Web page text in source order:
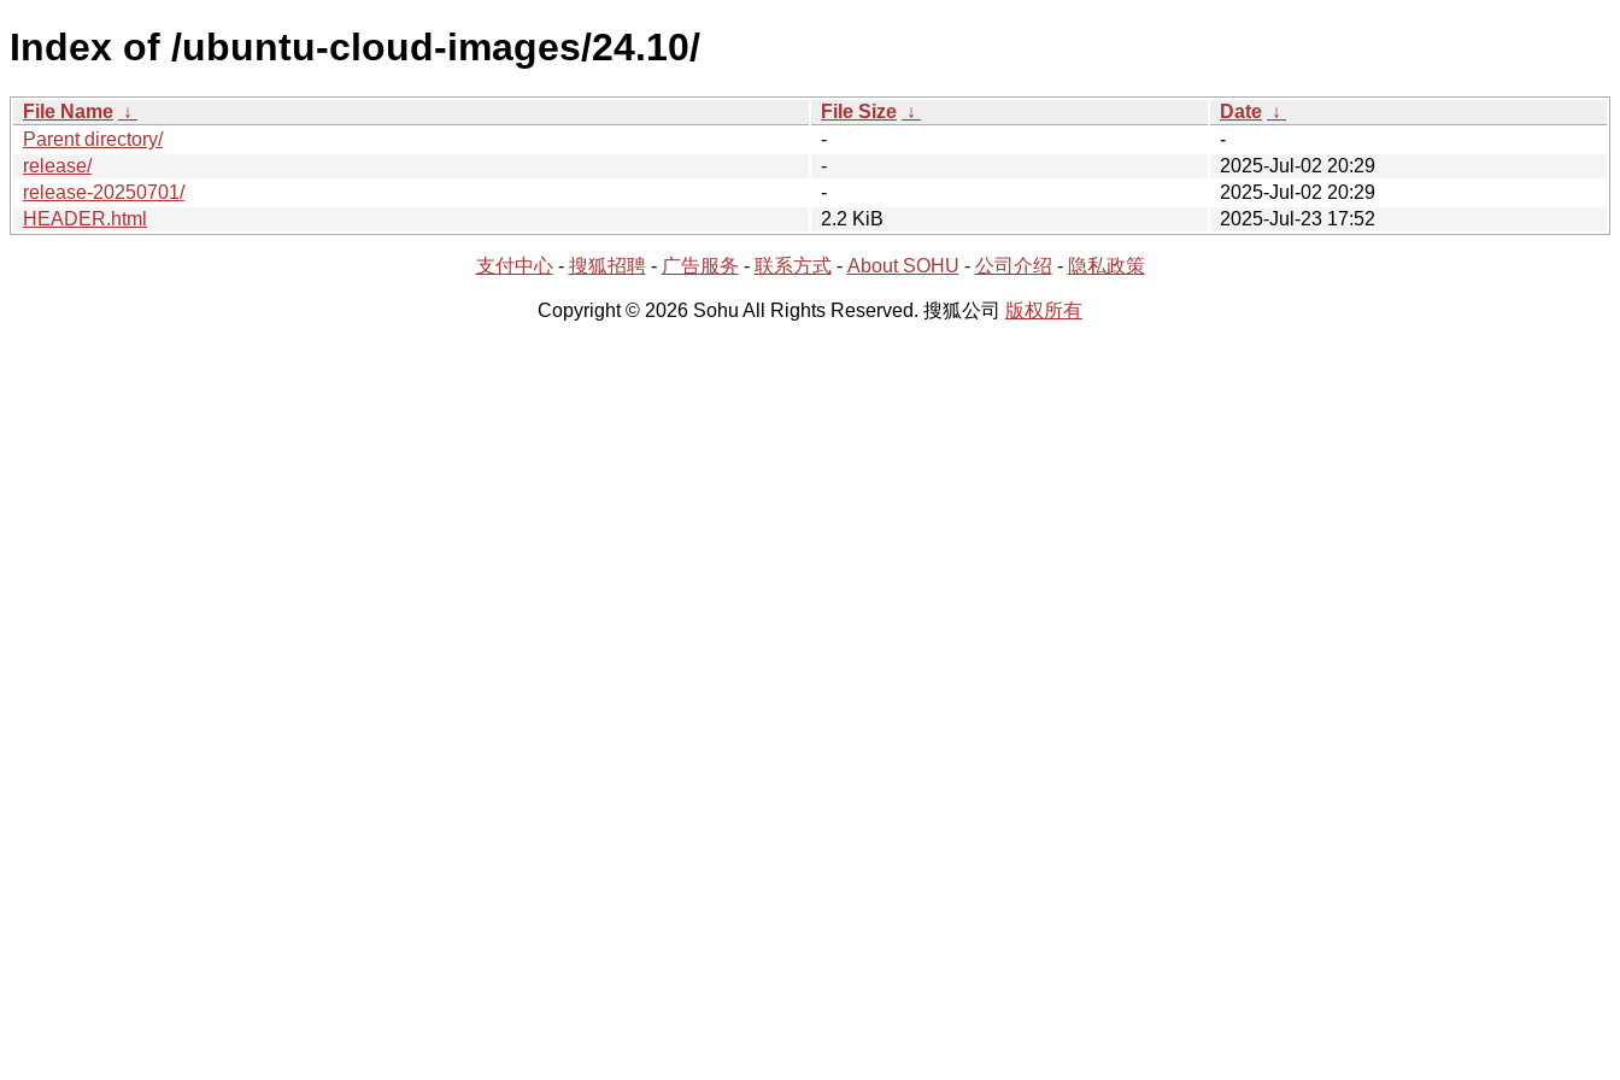
Index of /ubuntu-cloud-images/24.10/
File Name ↓ File Size ↓ Date ↓
Parent directory/
-
-
release/
-
2025-Jul-02 20:29
release-20250701/
-
2025-Jul-02 20:29
HEADER.html
2.2 KiB 2025-Jul-23 17:52
支付中心- 搜狐招聘- 广告服务 - 联系方式- About SOHU - 公司介绍 - 隐私政策
Copyright © 2026 Sohu All Rights Reserved. 搜狐公司 版权所有